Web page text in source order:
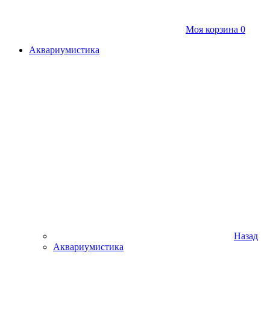
Моя корзина 0
Аквариумистика
Назад
Аквариумистика